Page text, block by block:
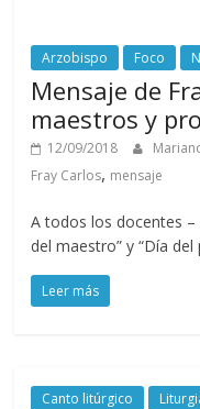
Arzobispo Foco
Mensaje de
maestros y
12/09/2018
Fray Carlos, mensaje
A todos los docentes –
del maestro” y “Día
Leer más
Canto litúrgico